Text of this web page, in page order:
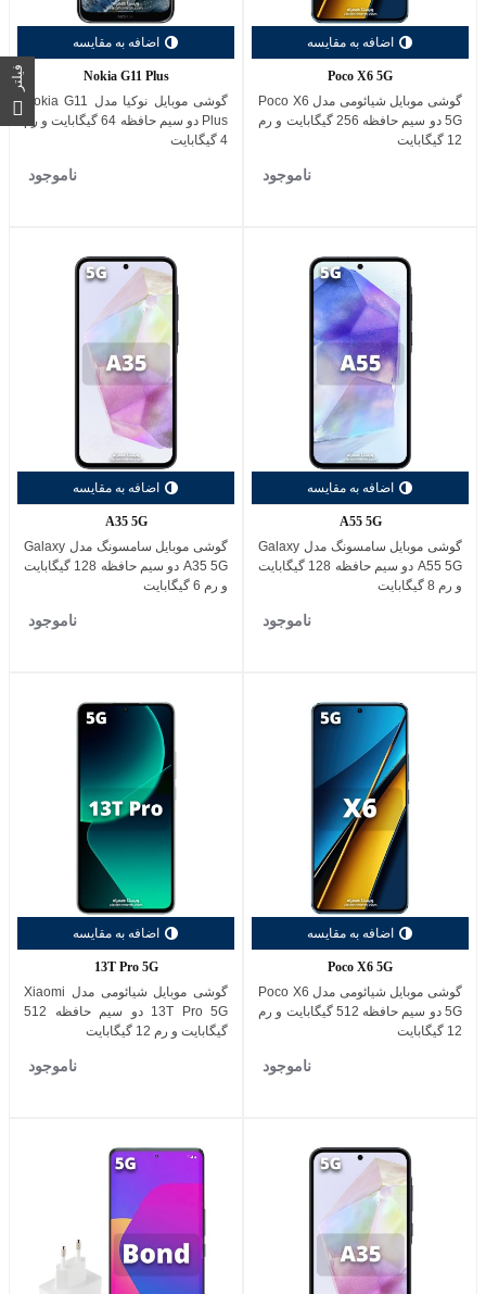
اضافه به مقایسه
Poco X6 5G
گوشی موبایل شیائومی مدل Poco X6
5G دو سیم حافظه 256 گیگابایت و رم
12 گیگابایت
ناموجود
اضافه به مقایسه
Nokia G11 Plus
گوشی موبایل نوکیا مدل Nokia G11
Plus دو سیم حافظه 64 گیگابایت و رم
4 گیگابایت
ناموجود
اضافه به مقایسه
A55 5G
گوشی موبایل سامسونگ مدل Galaxy
A55 5G دو سیم حافظه 128 گیگابایت
و رم 8 گیگابایت
ناموجود
اضافه به مقایسه
A35 5G
گوشی موبایل سامسونگ مدل Galaxy
A35 5G دو سیم حافظه 128 گیگابایت
و رم 6 گیگابایت
ناموجود
اضافه به مقایسه
Poco X6 5G
گوشی موبایل شیائومی مدل Poco X6
5G دو سیم حافظه 512 گیگابایت و رم
12 گیگابایت
ناموجود
اضافه به مقایسه
13T Pro 5G
گوشی موبایل شیائومی مدل Xiaomi
13T Pro 5G دو سیم حافظه 512
گیگابایت و رم 12 گیگابایت
ناموجود
فیلتر